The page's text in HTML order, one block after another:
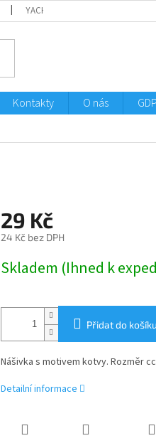
YACHTMENI
Kontakty O nás
29 Kč
24 Kč bez DPH
cena:
Skladem (Ihned k
Přidat do košíku
Nášivka s motivem kotvy. Rozměr
Detailní informace